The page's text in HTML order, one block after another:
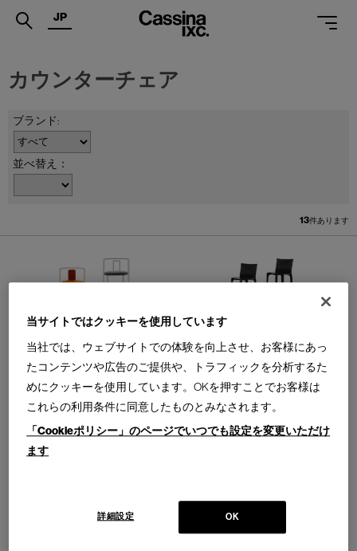
.
PRODUCTS
SERVICES
PROJECTS
MAGAZINE
PROFESSIONAL
ONLINE STORE お問合せ
JP
カウンターチェア
並べ替え：
13件あります
W58 GAJA/GAJA BAR
ーチェア
Design : KAZUHIDE TAKAHAMA
410 CAB
Design : MARIO BELLINI
Cassina | Contemporary Collection
Design : ARIK LEVY
当サイトではクッキーを使用しています
当社では、ウェブサイトでの体験を向上させ、お客様にあっ
たコンテンツや広告のご提供や、トラフィックを分析するた
めにクッキーを使用しています。OKを押すことでお客様は
これらの利用条件に同意したものとみなされます。
「Cookieポリシー」のページでいつでも設定を変更いただけ
ます
OK
詳細設定